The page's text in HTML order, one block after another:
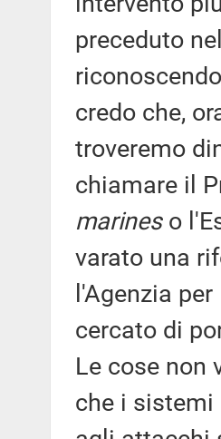
preceduto
credo che,
troveremo
chiamare il
marineso
varato una
l'Agenzia
cercato di
Le cose non
che i